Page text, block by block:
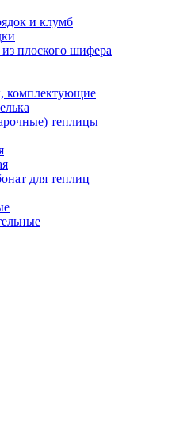
и клумб
плоского шифера
комплектующие
теплицы
для теплиц